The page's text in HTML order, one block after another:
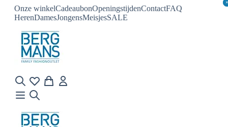
Onze winkelCadeaubonOpeningstijdenContactFAQ
HerenDamesJongensMeisjesSALE
×
×